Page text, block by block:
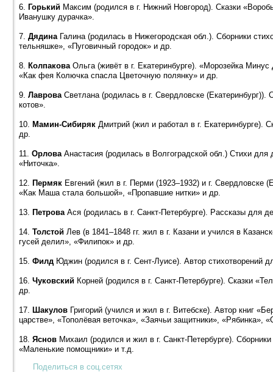
6. Горький Максим (родился в г. Нижний Новгород). Сказки
Иванушку дурачка».
7.Дядина Галина (родилась в Нижегородская обл.). Сборники
тельняшке», «Пуговичный городок» и др.
8. Колпакова Ольга (живёт в г. Екатеринбурге). «Морозейка
«Как фея Колючка спасла Цветочную полянку» и др.
9.Лаврова Светлана (родилась в г. Свердловске
котов».
10. Мамин-Сибиряк Дмитрий (жил и работал в г. Екатеринбурге).
др.
11.Орлова Анастасия (родилась в Волгоградской обл.) Стихи
«Ниточка».
12. Пермяк Евгений (жил в г. Перми (1923–1932) и г. Свердловске
«Как Маша стала большой», «Пропавшие нитки» и др.
13. Петрова Ася (родилась в г. Санкт-Петербурге). Рассказы для
14.Толстой Лев (в 1841–1848 гг. жил в г. Казани и учился в
гусей делил», «Филипок» и др.
15.Филд Юджин (родился в г. Сент-Луисе). Автор стихотворений
16.Чуковский Корней (родился в г. Санкт-Петербурге). Сказки
др.
17. Шакулов Григорий (учился и жил в г. Витебске). Автор книг
царстве», «Тополёвая веточка», «Заячьи защитники», «Рябинка»,
18.Яснов Михаил (родился и жил в г. Санкт-Петербурге).
«Маленькие помощники» и т.д.
Поделиться в соц.сетях